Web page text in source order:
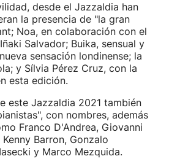
desde el Jazzaldia han
la presencia de "la gran
Noa, en colaboración con el
Salvador; Buika, sensual y
sensación londinense; la
y Sílvia Pérez Cruz, con la
esta edición.
este Jazzaldia 2021 también
con nombres, además
Franco D'Andrea, Giovanni
Barron, Gonzalo
y Marco Mezquida.